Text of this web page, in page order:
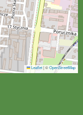
Leaflet|©OpenStreetMap